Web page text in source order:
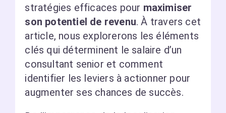
stratégies efficaces pour maximiser
son potentiel de revenu. À travers cet
article, nous explorerons les éléments
clés qui déterminent le salaire d’un
consultant senior et comment
identifier les leviers à actionner pour
augmenter ses chances de succès.